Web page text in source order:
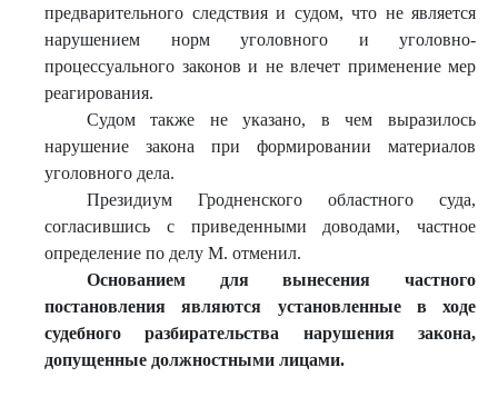
предварительного следствия и судом, что не является
нарушением норм уголовного и уголовно-
процессуального законов и не влечет применение мер
реагирования.
Судом также не указано, в чем выразилось
нарушение закона при формировании материалов
уголовного дела.
Президиум Гродненского областного суда,
согласившись с приведенными доводами, частное
определение по делу М. отменил.
Основанием для вынесения частного
постановления являются установленные в ходе
судебного разбирательства нарушения закона,
допущенные должностными лицами.